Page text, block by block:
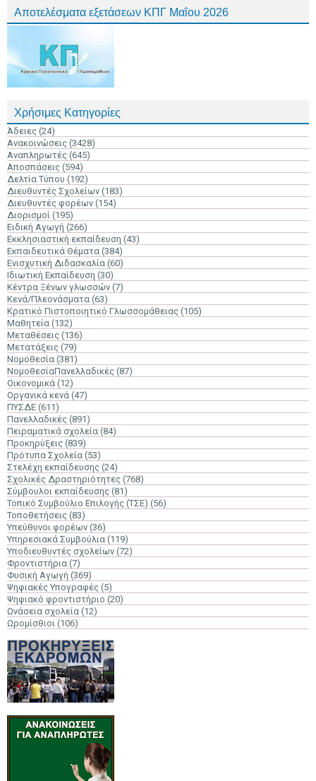
Αποτελέσματα εξετάσεων ΚΠΓ Μαΐου 2026
Χρήσιμες Κατηγορίες
Άδειες (24)
Ανακοινώσεις (3428)
Αναπληρωτές (645)
Αποσπάσεις (594)
Δελτία Τύπου (192)
Διευθυντές Σχολείων (183)
Διευθυντές φορέων (154)
Διορισμοί (195)
Ειδική Αγωγή (266)
Εκκλησιαστική εκπαίδευση (43)
Εκπαιδευτικά Θέματα (384)
Ενισχυτική Διδασκαλία (60)
Ιδιωτική Εκπαίδευση (30)
Κέντρα Ξένων γλωσσών (7)
Κενά/Πλεονάσματα (63)
Κρατικό Πιστοποιητικό Γλωσσομάθειας (105)
Μαθητεία (132)
Μεταθέσεις (136)
Μετατάξεις (79)
Νομοθεσία (381)
ΝομοθεσίαΠανελλαδικές (87)
Οικονομικά (12)
Οργανικά κενά (47)
ΠΥΣΔΕ (611)
Πανελλαδικές (891)
Πειραματικά σχολεία (84)
Προκηρύξεις (839)
Πρότυπα Σχολεία (53)
Στελέχη εκπαίδευσης (24)
Σχολικές Δραστηριότητες (768)
Σύμβουλοι εκπαίδευσης (81)
Τοπικό Συμβούλιο Επιλογής (ΤΣΕ) (56)
Τοποθετήσεις (83)
Υπεύθυνοι φορέων (36)
Υπηρεσιακά Συμβούλια (119)
Υποδιευθυντές σχολείων (72)
Φροντιστήρια (7)
Φυσική Αγωγή (369)
Ψηφιακές Υπογραφές (5)
Ψηφιακό φροντιστήριο (20)
Ωνάσεια σχολεία (12)
Ωρομίσθιοι (106)